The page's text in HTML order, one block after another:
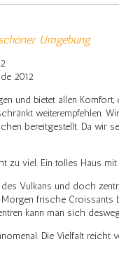
Umgebung
2012
und bietet allen
weiterempfehlen.
bereitgestellt. Da wir
zu viel. Ein tolles Haus
Vulkans und doch
frische Croissants
kann man sich
Die Vielfalt